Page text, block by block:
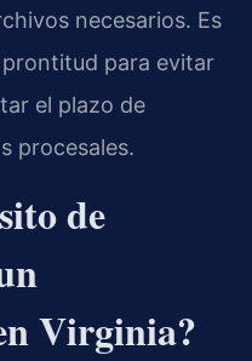
necesarios. Es
para evitar
el plazo de
procesales.
de
Virginia?